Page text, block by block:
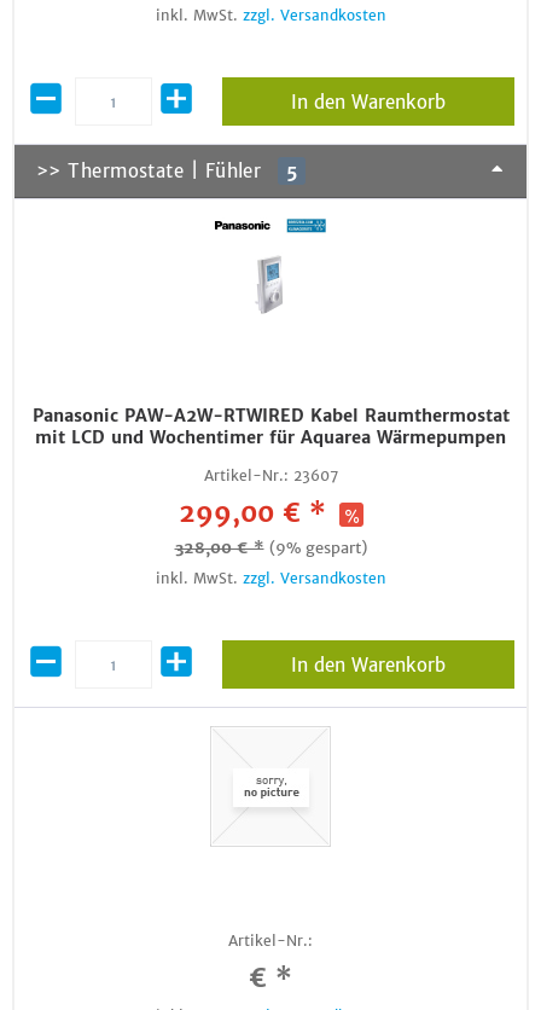
inkl. MwSt. zzgl. Versandkosten
In den Warenkorb
>> Thermostate | Fühler 5
Panasonic PAW-A2W-RTWIRED Kabel Raumthermostat
mit LCD und Wochentimer für Aquarea Wärmepumpen
Artikel-Nr.: 23607
299,00 € *
328,00 € * (9% gespart)
inkl. MwSt. zzgl. Versandkosten
In den Warenkorb
Artikel-Nr.:
€ *